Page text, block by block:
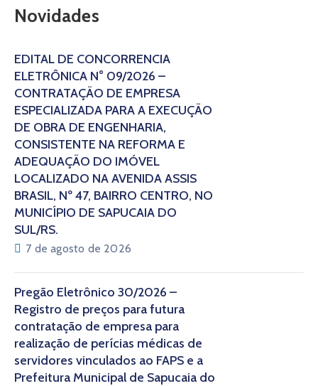
Novidades
EDITAL DE CONCORRÊNCIA
ELETRÔNICA N° 09/2026 –
CONTRATAÇÃO DE EMPRESA
ESPECIALIZADA PARA A EXECUÇÃO
DE OBRA DE ENGENHARIA,
CONSISTENTE NA REFORMA E
ADEQUAÇÃO DO IMÓVEL
LOCALIZADO NA AVENIDA ASSIS
BRASIL, Nº 47, BAIRRO CENTRO, NO
MUNICÍPIO DE SAPUCAIA DO
SUL/RS.
7 de agosto de 2026
Pregão Eletrônico 30/2026 –
Registro de preços para futura
contratação de empresa para
realização de perícias médicas de
servidores vinculados ao FAPS e a
Prefeitura Municipal de Sapucaia do